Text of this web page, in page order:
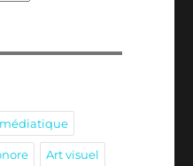
Art visuel